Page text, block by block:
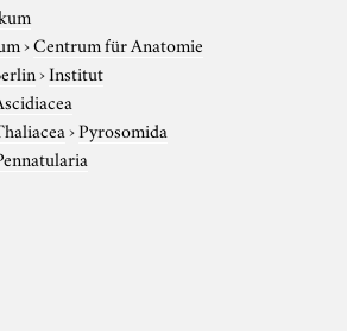
›Centrum für Anatomie
›Institut
›Pyrosomida